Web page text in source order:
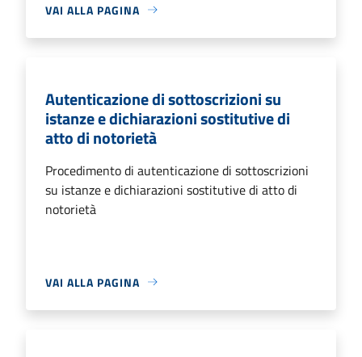
VAI ALLA PAGINA
Autenticazione di sottoscrizioni su
istanze e dichiarazioni sostitutive di
atto di notorietà
Procedimento di autenticazione di sottoscrizioni
su istanze e dichiarazioni sostitutive di atto di
notorietà
VAI ALLA PAGINA